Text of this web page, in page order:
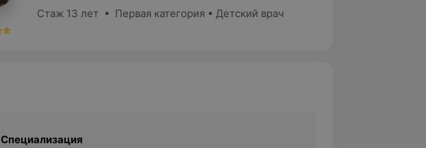
Стаж 13 лет • Первая категория • Детский врач
Специализация